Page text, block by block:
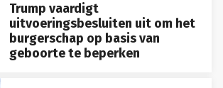
Trump vaardigt
uitvoeringsbesluiten uit om het
burgerschap op basis van
geboorte te beperken